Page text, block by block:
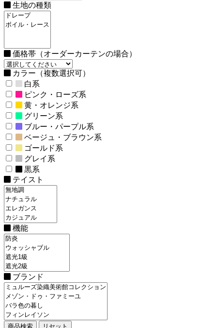
生地の種類
価格帯（オーダーカーテンの場合）
カラー（複数選択可）
白系
ピンク・ローズ系
黄・オレンジ系
グリーン系
ブルー・パープル系
ベージュ・ブラウン系
ゴールド系
グレイ系
黒系
テイスト
機能
ブランド